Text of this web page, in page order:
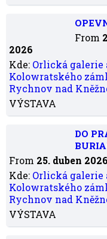
From
2026
Kde: Orlická galerie
Kolowratského
Rychnov nad
VÝSTAVA
DO
From 25. duben 2026
Kde: Orlická galerie
Kolowratského
Rychnov nad
VÝSTAVA